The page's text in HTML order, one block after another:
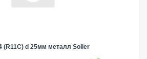
(R11C) d 25мм металл Soller